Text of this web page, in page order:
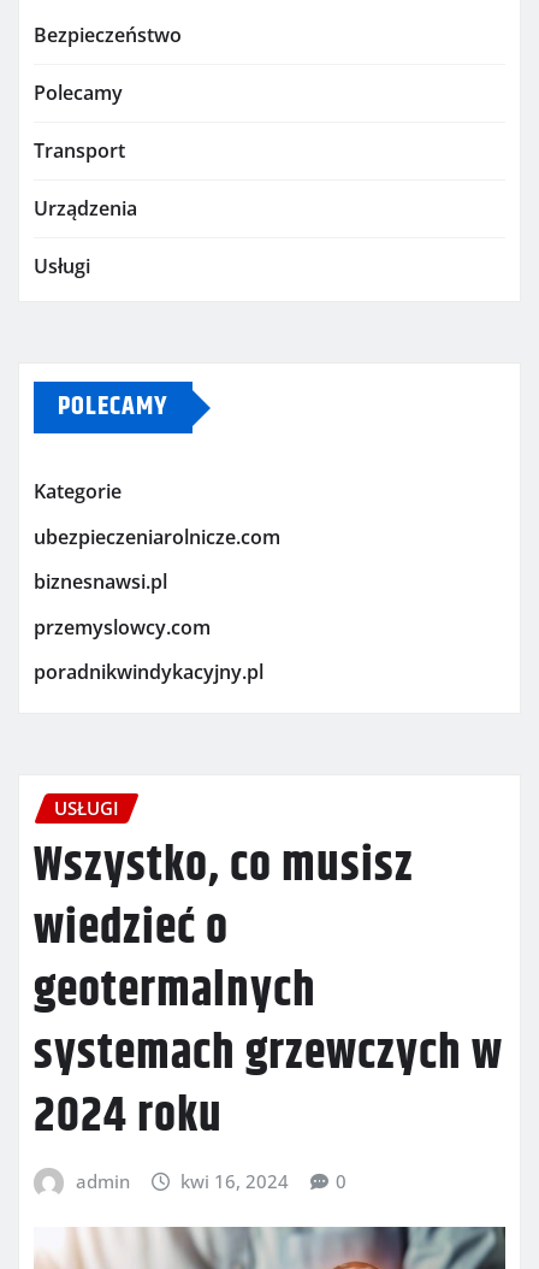
Bezpieczeństwo
Polecamy
Transport
Urządzenia
Usługi
POLECAMY
Kategorie
ubezpieczeniarolnicze.com
biznesnawsi.pl
przemyslowcy.com
poradnikwindykacyjny.pl
USŁUGI
Wszystko, co musisz
wiedzieć o
geotermalnych
systemach grzewczych w
2024 roku
admin kwi 16, 2024 0